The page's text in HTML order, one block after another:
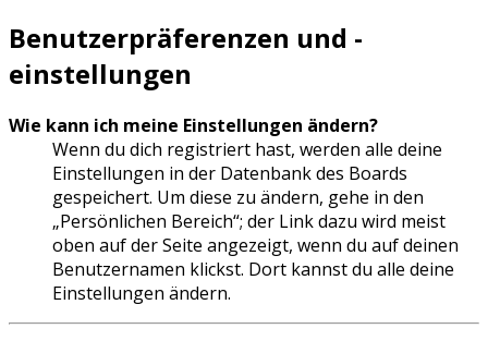
Benutzerpräferenzen und -
einstellungen
Wie kann ich meine Einstellungen ändern?
Wenn du dich registriert hast, werden alle deine
Einstellungen in der Datenbank des Boards
gespeichert. Um diese zu ändern, gehe in den
„Persönlichen Bereich“; der Link dazu wird meist
oben auf der Seite angezeigt, wenn du auf deinen
Benutzernamen klickst. Dort kannst du alle deine
Einstellungen ändern.